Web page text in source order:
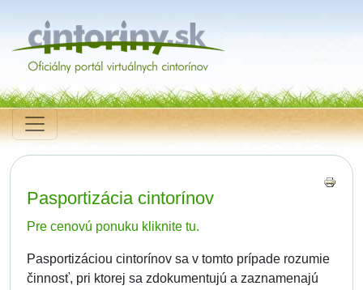
Pasportizácia cintorínov
Pre cenovú ponuku kliknite tu.
Pasportizáciou cintorínov sa v tomto prípade rozumie
činnosť, pri ktorej sa zdokumentujú a zaznamenajú